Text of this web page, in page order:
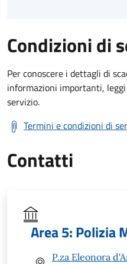
Condizioni di
Per conoscere i dettagli di
informazioni importanti,
servizio.
Termini e condizioni di
Contatti
Area 5: Polizia
P.za Eleonora